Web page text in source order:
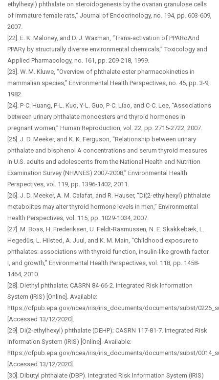
ethylhexyl) phthalate on steroidogenesis by the ovarian granulose cells
of immature female rats,” Journal of Endocrinology, no. 194, pp. 603-609,
2007.
[22]. E. K. Maloney, and D. J. Waxman, “Trans-activation of PPARαAnd
PPARγ by structurally diverse environmental chemicals,” Toxicology and
Applied Pharmacology, no. 161, pp. 209-218, 1999.
[23]. W. M. Kluwe, “Overview of phthalate ester pharmacokinetics in
mammalian species,” Environmental Health Perspectives, no. 45, pp. 3-9,
1982.
[24]. P-C. Huang, P-L. Kuo, Y-L. Guo, P-C. Liao, and C-C. Lee, “Associations
between urinary phthalate monoesters and thyroid hormones in
pregnant women,” Human Reproduction, vol. 22, pp. 2715-2722, 2007.
[25]. J. D. Meeker, and K. K. Ferguson, “Relationship between urinary
phthalate and bisphenol A concentrations and serum thyroid measures
in U.S. adults and adolescents from the National Health and Nutrition
Examination Survey (NHANES) 2007-2008,” Environmental Health
Perspectives, vol. 119, pp. 1396-1402, 2011.
[26]. J. D. Meeker, A. M. Calafat, and R. Hauser, “Di(2-ethylhexyl) phthalate
metabolites may alter thyroid hormone levels in men,” Environmental
Health Perspectives, vol. 115, pp. 1029-1034, 2007.
[27]. M. Boas, H. Frederiksen, U. Feldt-Rasmussen, N. E. Skakkebæk, L.
Hegedüs, L. Hilsted, A. Juul, and K. M. Main, “Childhood exposure to
phthalates: associations with thyroid function, insulin-like growth factor
I, and growth,” Environmental Health Perspectives, vol. 118, pp. 1458-
1464, 2010.
[28]. Diethyl phthalate; CASRN 84-66-2. Integrated Risk Information
System (IRIS) [Online]. Available:
https://cfpub.epa.gov/ncea/iris/iris_documents/documents/subst/
[Accessed 13/12/2020].
[29]. Di(2-ethylhexyl) phthalate (DEHP); CASRN 117-81-7. Integrated Risk
Information System (IRIS) [Online]. Available:
https://cfpub.epa.gov/ncea/iris/iris_documents/documents/subst/
[Accessed 13/12/2020].
[30]. Dibutyl phthalate (DBP). Integrated Risk Information System (IRIS)